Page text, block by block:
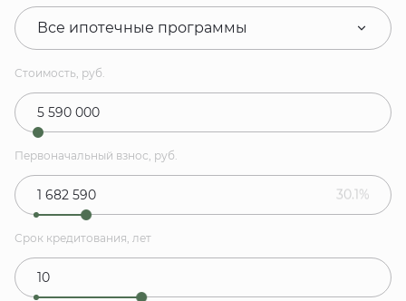
Все ипотечные программы
Стоимость, руб.
Первоначальный взнос, руб.
30.1%
Срок кредитования, лет